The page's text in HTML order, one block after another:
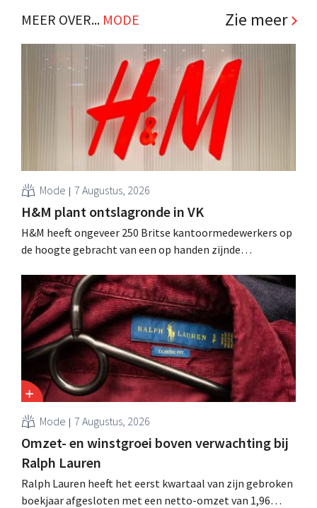
.MEER OVER... MODE Zie meer
Mode 7 Augustus, 2026
H&M plant ontslagronde in VK
H&M heeft ongeveer 250 Britse kantoormedewerkers op
de hoogte gebracht van een op handen zijnde
sanering volgt op eerdere ingrepen in Nederland, België
en Spanje waarbij al honderden jobs verloren gingen.
Mode 7 Augustus, 2026
Omzet- en winstgroei boven verwachting bij
Ralph Lauren
Ralph Lauren heeft het eerst kwartaal van zijn gebroken
boekjaar afgesloten met een netto-omzet van 1,96